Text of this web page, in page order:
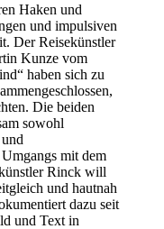
Haken und
und impulsiven
Der Reisekünstler
Kunze vom
haben sich zu
Die beiden
sowohl
mit dem
Rinck will
und hautnah
dazu seit
und Text in